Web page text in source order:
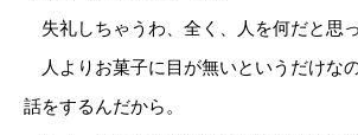
失礼しちゃうわ、全く、人を何だと思
人よりお菓子に目が無いというだけな
話をするんだから。